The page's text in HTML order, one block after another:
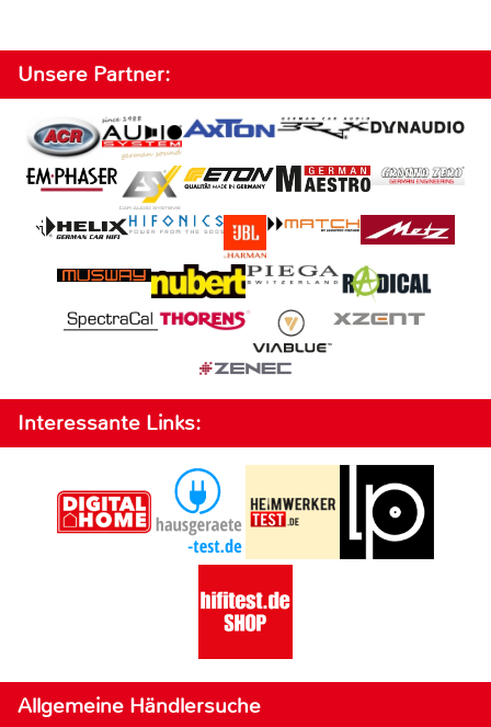
Unsere Partner:
Interessante Links:
Allgemeine Händlersuche